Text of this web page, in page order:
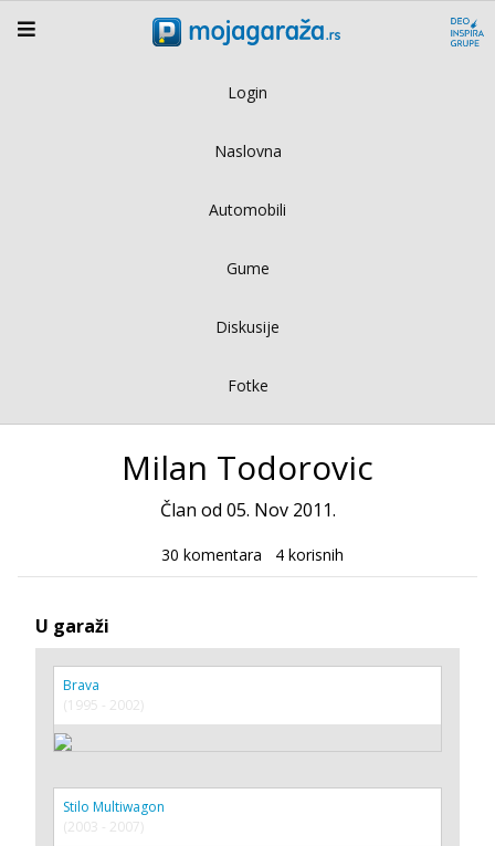
Login
Naslovna
Automobili
Gume
Diskusije
Fotke
Milan Todorovic
Član od 05. Nov 2011.
30 komentara 4 korisnih
U garaži
Brava
(1995 - 2002)
Stilo Multiwagon
(2003 - 2007)